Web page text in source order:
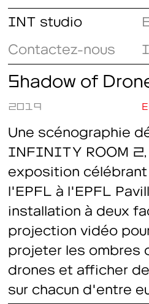
INT studio
Contactez-nous
Shadow of
2019
Une scénographie
INFINITY ROOM 2,
exposition
l'EPFL à l'EPFL
installation à deux
projection vidéo
projeter les ombres
drones et afficher
sur chacun d'entre